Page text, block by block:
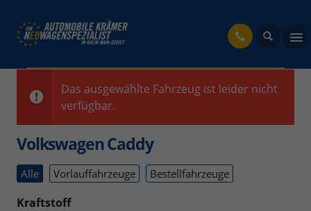
Das ausgewählte Fahrzeug ist leider nicht
verfügbar.
Volkswagen Caddy
Alle Vorlauffahrzeuge Bestellfahrzeuge
Kraftstoff